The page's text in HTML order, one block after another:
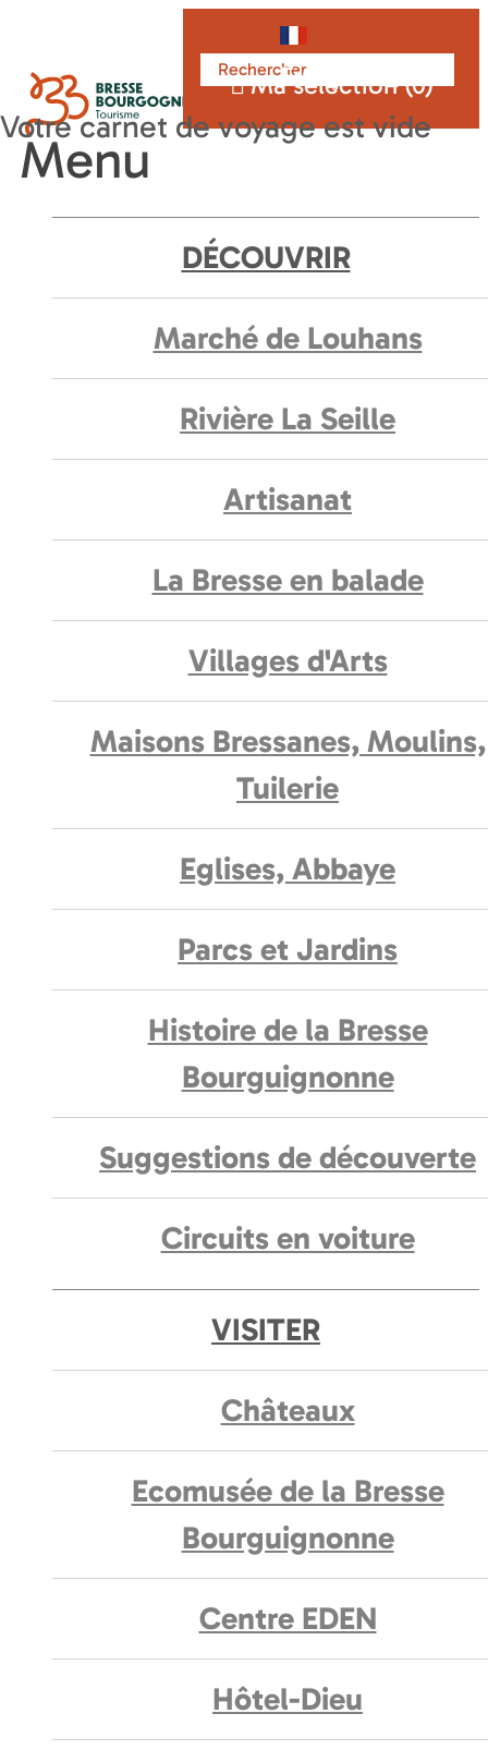
Français
Ma sélection (0)
Menu
DÉCOUVRIR
Marché de Louhans
Rivière La Seille
Artisanat
La Bresse en balade
Villages d'Arts
Maisons Bressanes, Moulins,
Tuilerie
Eglises, Abbaye
Parcs et Jardins
Histoire de la Bresse
Bourguignonne
Suggestions de découverte
Circuits en voiture
VISITER
Châteaux
Ecomusée de la Bresse
Bourguignonne
Centre EDEN
Hôtel-Dieu